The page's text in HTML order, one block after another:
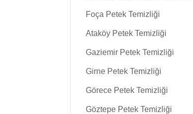
Foça Petek Temizliği
Ataköy Petek Temizliği
Gaziemir Petek Temizliği
Girne Petek Temizliği
Görece Petek Temizliği
Göztepe Petek Temizliği